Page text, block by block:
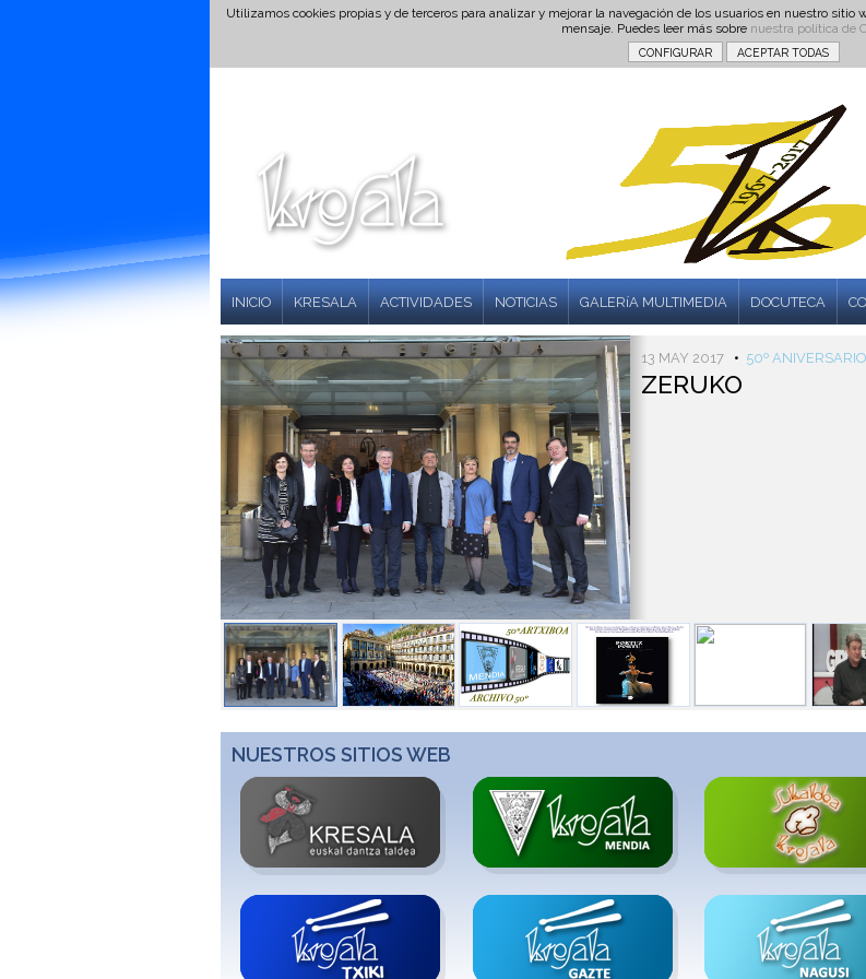
Utilizamos cookies propias y de terceros para analizar y mejorar la navegación de los usuarios en nuestro
mensaje. Puedes leer más sobre nuestra política de
INICIO KRESALA ACTIVIDADES NOTICIAS GALERíA MULTIMEDIA DOCUTECA
13 MAY 2017 • 50º ANIVERSARIO
ZERUKO
NUESTROS SITIOS WEB